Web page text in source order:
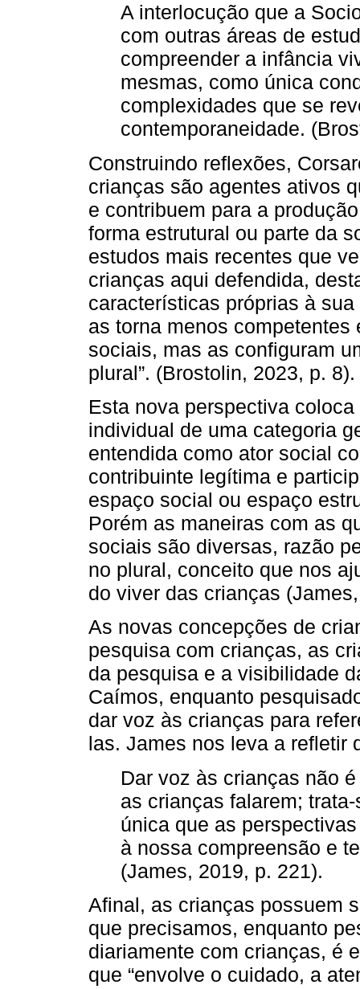
A interlocução que a
com outras áreas de
compreender a infância
mesmas, como única
complexidades que se
contemporaneidade.
Construindo reflexões,
crianças são agentes ativos
e contribuem para a
forma estrutural ou parte da
estudos mais recentes que
crianças aqui defendida,
características próprias à
as torna menos
sociais, mas as configuram
plural”. (Brostolin, 2023, p. 8).
Esta nova perspectiva
individual de uma categoria
entendida como ator social
contribuinte legítima e
espaço social ou espaço
Porém as maneiras com as
sociais são diversas, razão
no plural, conceito que nos
do viver das crianças
As novas concepções de
pesquisa com crianças, as
da pesquisa e a visibilidade
Caímos, enquanto
dar voz às crianças para
las. James nos leva a refletir
Dar voz às crianças não
as crianças falarem;
única que as
à nossa compreensão e
(James, 2019, p. 221).
Afinal, as crianças possuem
que precisamos, enquanto
diariamente com crianças, é
que “envolve o cuidado, a